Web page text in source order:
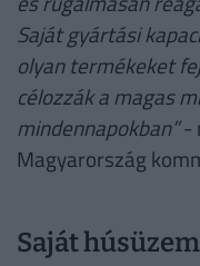
Saját gyártási
olyan termékeket
célozzák a magas
mindennapokban”-
Magyarország
Saját